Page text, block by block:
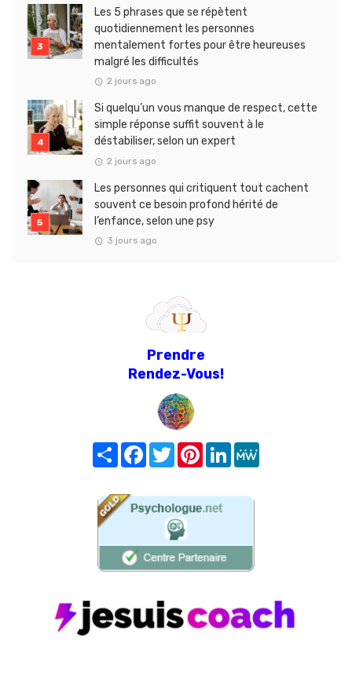
Les 5 phrases que se répètent
quotidiennement les personnes
mentalement fortes pour être heureuses
malgré les difficultés
2 jours ago
Si quelqu’un vous manque de respect, cette
simple réponse suffit souvent à le
déstabiliser, selon un expert
2 jours ago
Les personnes qui critiquent tout cachent
souvent ce besoin profond hérité de
l’enfance, selon une psy
3 jours ago
Prendre
Rendez-Vous!
Share FacebookTwitterPinterest
LinkedIn